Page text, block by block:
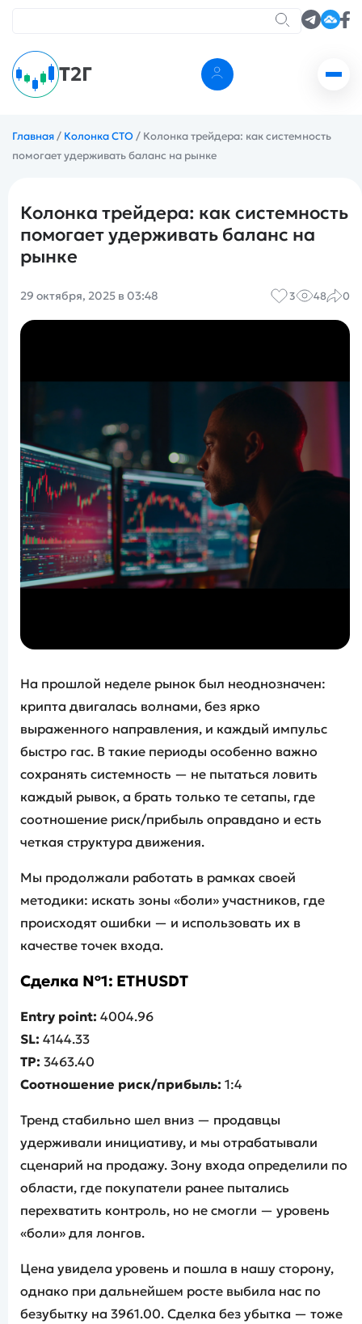
Т2Г
Главная/ Колонка CTO/ Колонка трейдера: как системность
помогает удерживать баланс на рынке
Колонка трейдера: как системность
помогает удерживать баланс на
рынке
29 октября, 2025 в 03:48 3 48 0
На прошлой неделе рынок был неоднозначен:
крипта двигалась волнами, без ярко
выраженного направления, и каждый импульс
быстро гас. В такие периоды особенно важно
сохранять системность — не пытаться ловить
каждый рывок, а брать только те сетапы, где
соотношение риск/прибыль оправдано и есть
четкая структура движения.
Мы продолжали работать в рамках своей
методики: искать зоны «боли» участников, где
происходят ошибки — и использовать их в
качестве точек входа.
Сделка №1: ETHUSDT
Entry point: 4004.96
SL: 4144.33
TP: 3463.40
Соотношение риск/прибыль: 1:4
Тренд стабильно шел вниз — продавцы
удерживали инициативу, и мы отрабатывали
сценарий на продажу. Зону входа определили по
области, где покупатели ранее пытались
перехватить контроль, но не смогли — уровень
«боли» для лонгов.
Цена увидела уровень и пошла в нашу сторону,
однако при дальнейшем росте выбила нас по
безубытку на 3961.00. Сделка без убытка — тоже